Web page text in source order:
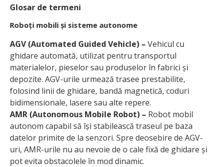
Glosar de termeni
Roboți mobili și sisteme autonome
AGV (Automated Guided Vehicle) – Vehicul cu
ghidare automată, utilizat pentru transportul
materialelor, pieselor sau produselor în fabrici și
depozite. AGV-urile urmează trasee prestabilite,
folosind linii de ghidare, bandă magnetică, coduri
bidimensionale, lasere sau alte repere.
AMR (Autonomous Mobile Robot) – Robot mobil
autonom capabil să își stabilească traseul pe baza
datelor primite de la senzori. Spre deosebire de AGV-
uri, AMR-urile nu au nevoie de o cale fixă de ghidare și
pot evita obstacolele în mod dinamic.